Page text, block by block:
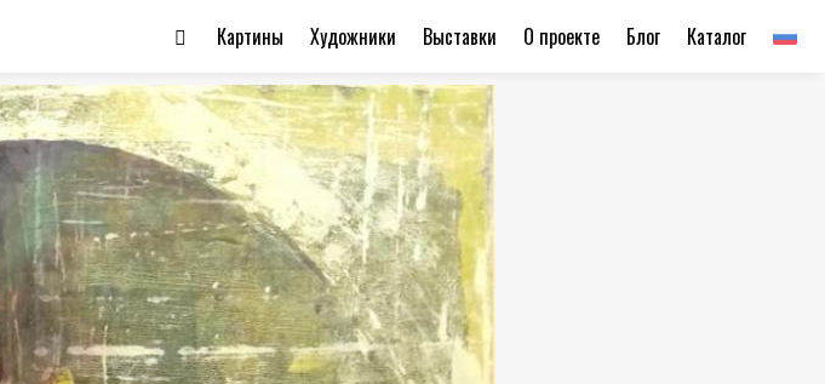
Каталог
Блог
О проекте
Выставки
Художники
Картины